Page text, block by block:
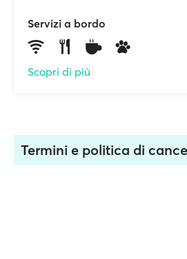
Servizi a bordo
Scopri di più
Termini e politica di